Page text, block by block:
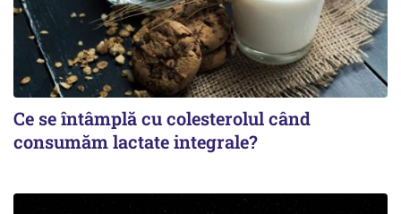
Ce se întâmplă cu colesterolul când
consumăm lactate integrale?